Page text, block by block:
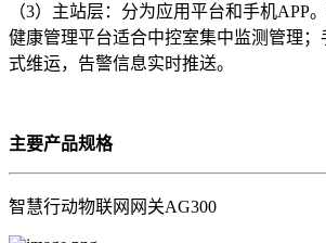
（3）主站层：分为应用平台和手机APP
健康管理平台适合中控室集中监测管理；
式维运，告警信息实时推送。
主要产品规格
智慧行动物联网网关AG300